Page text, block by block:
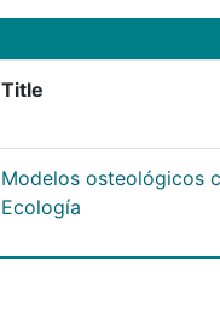
Title
Modelos osteológicos
Ecología